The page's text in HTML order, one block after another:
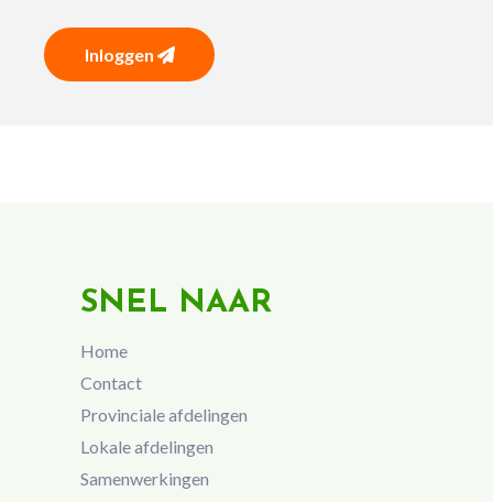
Inloggen
SNEL NAAR
Home
Contact
Provinciale afdelingen
Lokale afdelingen
Samenwerkingen